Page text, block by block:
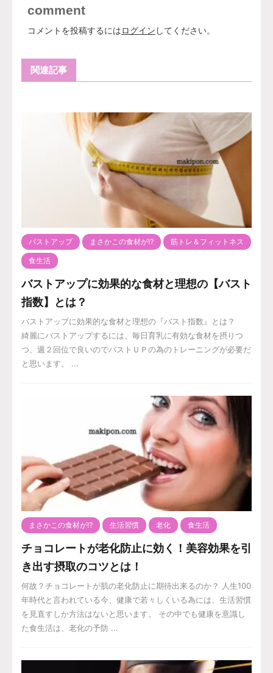
comment
コメントを投稿するにはログイン してください。
関連記事
バストアップ まさかこの食材が⁉️ 筋トレ＆フィットネス
食生活
バストアップに効果的な食材と理想の【バスト
指数】とは？
バストアップに効果的な食材と理想の『バスト指数』とは？
綺麗にバストアップするには、毎日育乳に有効な食材を摂りつ
つ、週２回位で良いのでバストＵＰの為のトレーニングが必要だ
と思います。 ...
まさかこの食材が⁉️ 生活習慣 老化 食生活
チョコレートが老化防止に効く！美容効果を引
き出す摂取のコツとは！
何故？チョコレートが肌の老化防止に期待出来るのか？ 人生100
年時代と言われている今、健康で若々しくいる為には、生活習慣
を見直すしか方法はないと思います。 その中でも健康を意識し
た食生活は、老化の予防 ...